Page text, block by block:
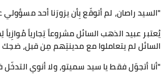
"السيد راصان، لم أتوقّع بِأن يزورَنا أحد
يُعتبر عبيد الذهب السائل مشروعاً تِجارياً
السائل لم يتعاملوا مع مدينتِهم مِن قبل، ضحِك
"أنا أتجوّل فقط يا سيد سميتو، ولا أنوي